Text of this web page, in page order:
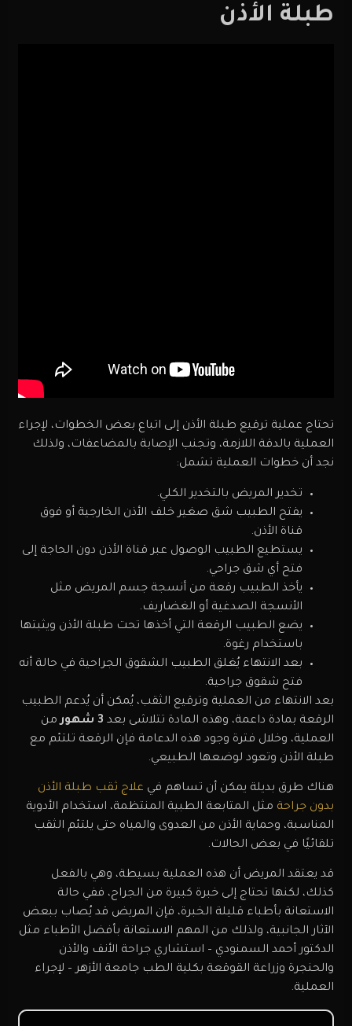
طبلة الأذن
تحتاج عملية ترقيع طبلة الأذن إلى اتباع بعض الخطوات، لإجراء
العملية بالدقة اللازمة، وتجنب الإصابة بالمضاعفات، ولذلك
نجد أن خطوات العملية تشمل:
تخدير المريض بالتخدير الكلي.
يفتح الطبيب شق صغير خلف الأذن الخارجية أو فوق
قناة الأذن.
يستطيع الطبيب الوصول عبر قناة الأذن دون الحاجة إلى
فتح أي شق جراحي.
يأخذ الطبيب رقعة من أنسجة جسم المريض مثل
الأنسجة الصدغية أو الغضاريف.
يضع الطبيب الرقعة التي أخذها تحت طبلة الأذن ويثبتها
باستخدام رغوة.
بعد الانتهاء يُغلق الطبيب الشقوق الجراحية في حالة أنه
فتح شقوق جراحية.
بعد الانتهاء من العملية وترقيع الثقب، يُمكن أن يُدعم الطبيب
الرقعة بمادة داعمة، وهذه المادة تتلاشى بعد 3 شهور
من
العملية، وخلال فترة وجود هذه الدعامة فإن الرقعة تلتئم مع
طبلة الأذن وتعود لوضعها الطبيعي.
هناك طرق بديلة يمكن أن تساهم في علاج ثقب طبلة الأذن
بدون جراحة مثل المتابعة الطبية المنتظمة، استخدام الأدوية
المناسبة، وحماية الأذن من العدوى والمياه حتى يلتئم الثقب
تلقائيًا في بعض الحالات.
قد يعتقد المريض أن هذه العملية بسيطة، وهي بالفعل
كذلك، لكنها تحتاج إلى خبرة كبيرة من الجراح، ففي حالة
الاستعانة بأطباء قليلة الخبرة، فإن المريض قد يُصاب ببعض
الآثار الجانبية، ولذلك من المهم الاستعانة بأفضل الأطباء مثل
الدكتور أحمد السمنودي – استشاري جراحة الأنف والأذن
والحنجرة وزراعة القوقعة بكلية الطب جامعة الأزهر – لإجراء
العملية.